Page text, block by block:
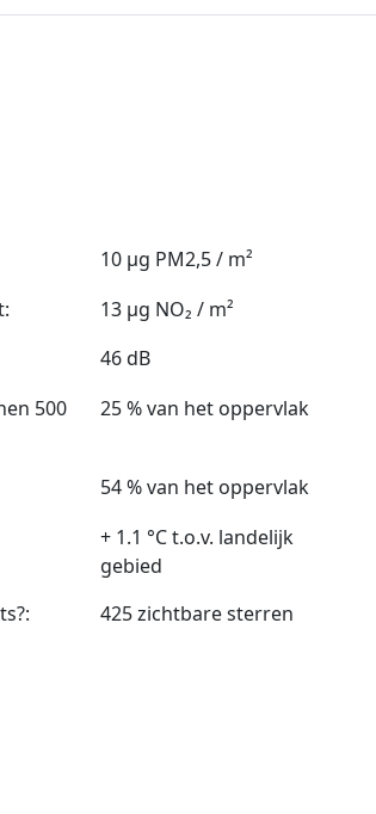
10 μg PM2,5 / m²
13 μg NO₂ / m²
46 dB
500
25 % van het oppervlak
54 % van het oppervlak
+ 1.1 °C t.o.v. landelijk
gebied
425 zichtbare sterren